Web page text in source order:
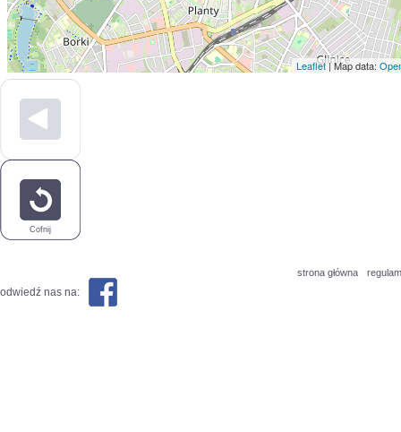
Leaflet| Map data:
Cofnij
strona główna
odwiedź nas na: